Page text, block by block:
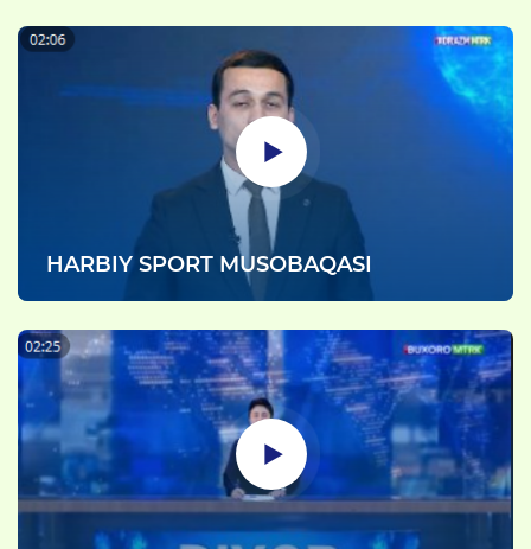
HARBIY SPORT MUSOBAQASI